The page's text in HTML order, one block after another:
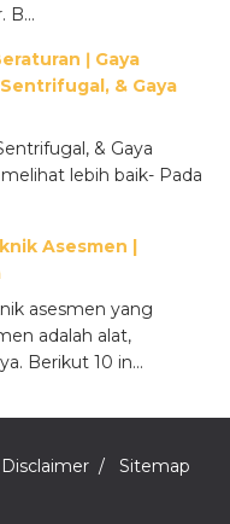
B...
ǀ Gaya
& Gaya
& Gaya
lebih baik- Pada
Asesmen |
asesmen yang
adalah alat,
Berikut 10 in...
Disclaimer Sitemap